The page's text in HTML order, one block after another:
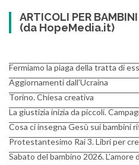
ARTICOLI PER BAMBINI
(da HopeMedia.it)
Fermiamo la piaga della tratta di
Aggiornamenti dall’Ucraina
Torino. Chiesa creativa
La giustizia inizia da piccoli.
Cosa ci insegna Gesù sui bambini
Protestantesimo Rai 3. Libri per
Sabato del bambino 2026.